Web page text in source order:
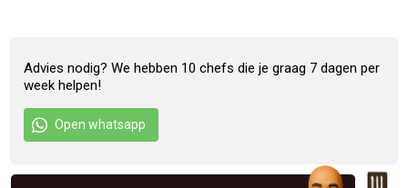
Advies nodig? We hebben 10 chefs die je graag 7 dagen per
week helpen!
Open whatsapp